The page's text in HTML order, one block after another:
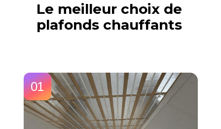
Le meilleur choix de
plafonds chauffants
01